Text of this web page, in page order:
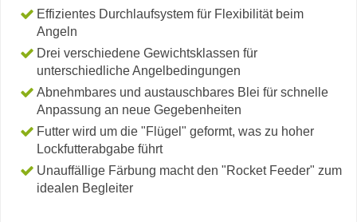
Effizientes Durchlaufsystem für Flexibilität beim
Angeln
Drei verschiedene Gewichtsklassen für
unterschiedliche Angelbedingungen
Abnehmbares und austauschbares Blei für schnelle
Anpassung an neue Gegebenheiten
Futter wird um die "Flügel" geformt, was zu hoher
Lockfutterabgabe führt
Unauffällige Färbung macht den "Rocket Feeder" zum
idealen Begleiter